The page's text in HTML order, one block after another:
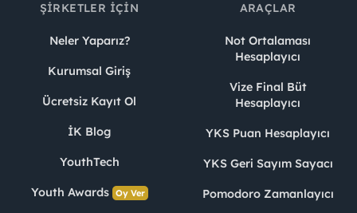
ŞIRKETLER İÇIN
Neler Yaparız?
Kurumsal Giriş
Ücretsiz Kayıt Ol
İK Blog
YouthTech
Youth Awards Oy Ver
ARAÇLAR
Not Ortalaması
Hesaplayıcı
Vize Final Büt
Hesaplayıcı
YKS Puan Hesaplayıcı
YKS Geri Sayım Sayacı
Pomodoro Zamanlayıcı